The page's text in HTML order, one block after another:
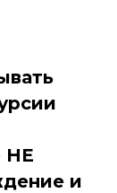
НЕ
и